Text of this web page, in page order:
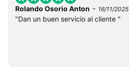
Rolando Osorio Anton - 16/11/2025
"Dan un buen servicio al cliente "